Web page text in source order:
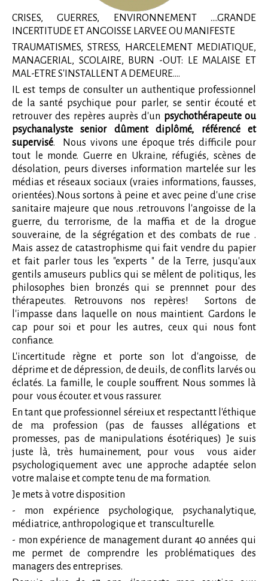
CRISES, GUERRES, ENVIRONNEMENT ....GRANDE
INCERTITUDE ET ANGOISSE LARVEE OU MANIFESTE
TRAUMATISMES, STRESS, HARCELEMENT MEDIATIQUE,
MANAGERIAL, SCOLAIRE, BURN -OUT: LE MALAISE ET
MAL-ETRE S'INSTALLENT A DEMEURE....
IL est temps de consulter un authentique professionnel
de la santé psychique pour parler, se sentir écouté et
retrouver des repères auprès d'un psychothérapeute ou
psychanalyste senior dûment diplômé, référencé et
supervisé. Nous vivons une époque trés difficile pour
tout le monde. Guerre en Ukraine, réfugiés, scènes de
désolation, peurs diverses information martelée sur les
médias et réseaux sociaux (vraies informations, fausses,
orientées).Nous sortons à peine et avec peine d'une crise
sanitaire majeure que nous .retrouvons l'angoisse de la
guerre, du terrorisme, de la maffia et de la drogue
souveraine, de la ségrégation et des combats de rue .
Mais assez de catastrophisme qui fait vendre du papier
et fait parler tous les "experts " de la Terre, jusqu'aux
gentils amuseurs publics qui se mêlent de politiqus, les
philosophes bien bronzés qui se prennnet pour des
thérapeutes. Retrouvons nos repères! Sortons de
l'impasse dans laquelle on nous maintient. Gardons le
cap pour soi et pour les autres, ceux qui nous font
confiance.
L'incertitude règne et porte son lot d'angoisse, de
déprime et de dépression, de deuils, de conflits larvés ou
éclatés. La famille, le couple souffrent. Nous sommes là
pour vous écouter. et vous rassurer.
En tant que professionnel séreiux et respectantt l'éthique
de ma profession (pas de fausses allégations et
promesses, pas de manipulations ésotériques) Je suis
juste là, très humainement, pour vous vous aider
psychologiquement avec une approche adaptée selon
votre malaise et compte tenu de ma formation.
Je mets à votre disposition
- mon expérience psychologique, psychanalytique,
médiatrice, anthropologique et transculturelle.
- mon expérience de management durant 40 années qui
me permet de comprendre les problématiques des
managers des entreprises.